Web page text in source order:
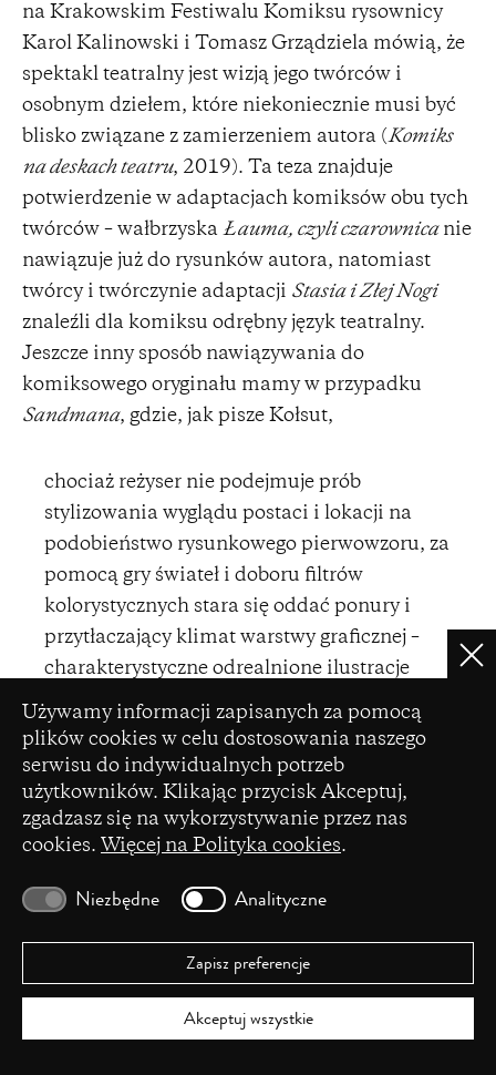
Ustawienia plików cookie
Używamy informacji zapisanych za pomocą
plików cookies w celu dostosowania naszego
serwisu do indywidualnych potrzeb
użytkowników. Klikając przycisk Akceptuj,
zgadzasz się na wykorzystywanie przez nas
cookies. Więcej na Polityka cookies.
Niezbędne Analityczne
Zapisz preferencje
Akceptuj wszystkie
na Krakowskim Festiwalu Komiksu rysownicy
Karol Kalinowski i Tomasz Grządziela mówią, że
spektakl teatralny jest wizją jego twórców i
osobnym dziełem, które niekoniecznie musi być
blisko związane z zamierzeniem autora (Komiks
na deskach teatru, 2019). Ta teza znajduje
potwierdzenie w adaptacjach komiksów obu tych
twórców – wałbrzyska Łauma, czyli czarownicanie
nawiązuje już do rysunków autora, natomiast
twórcy i twórczynie adaptacji Stasia i Złej Nogi
znaleźli dla komiksu odrębny język teatralny.
Jeszcze inny sposób nawiązywania do
komiksowego oryginału mamy w przypadku
Sandmana, gdzie, jak pisze Kołsut,
chociaż reżyser nie podejmuje prób
stylizowania wyglądu postaci i lokacji na
podobieństwo rysunkowego pierwowzoru, za
pomocą gry świateł i doboru filtrów
kolorystycznych stara się oddać ponury i
przytłaczający klimat warstwy graficznej –
charakterystyczne odrealnione ilustracje
Jonesa cechujące się przygaszonymi barwami i
ogromnymi plamami czerni, jakie kładą się na
twarzach postaci (2015).
Teatralna odrębność –
reżyserii Bartłomieja Błaszczyńskiego, jest
adaptacją komiksu Tomasza „Spella” Grządzieli
Przygody Stasia i Złej Nogi. Premiera odbyła się w
grudniu 2018 roku, a autorką adaptacji jest